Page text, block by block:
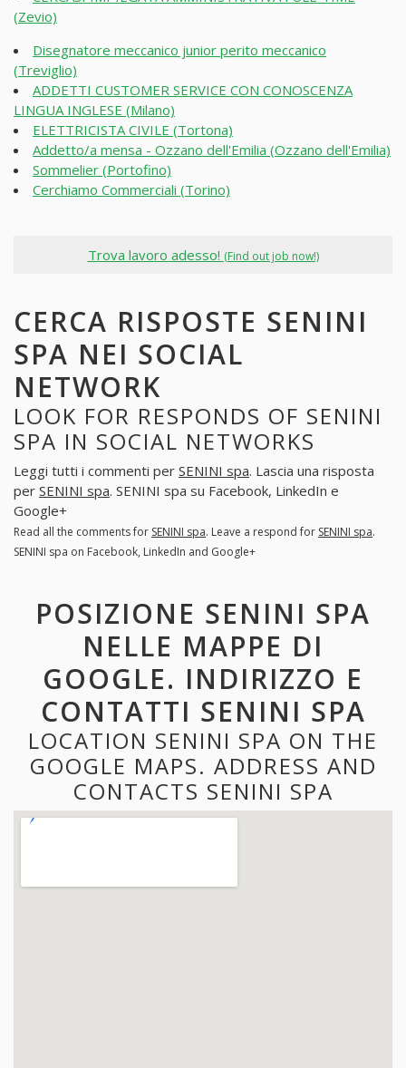
(Zevio)
Disegnatore meccanico junior perito meccanico
(Treviglio)
ADDETTI CUSTOMER SERVICE CON CONOSCENZA
LINGUA INGLESE (Milano)
ELETTRICISTA CIVILE (Tortona)
Addetto/a mensa - Ozzano dell'Emilia (Ozzano dell'Emilia)
Sommelier (Portofino)
Cerchiamo Commerciali (Torino)
Trova lavoro adesso! (Find out job now!)
CERCA RISPOSTE SENINI
SPA NEI SOCIAL
NETWORK
LOOK FOR RESPONDS OF SENINI
SPA IN SOCIAL NETWORKS
Leggi tutti i commenti per SENINI spa. Lascia una risposta
per SENINI spa. SENINI spa su Facebook, LinkedIn e
Google+
Read all the comments for SENINI spa. Leave a respond for SENINI spa.
SENINI spa on Facebook, LinkedIn and Google+
POSIZIONE SENINI SPA
NELLE MAPPE DI
GOOGLE. INDIRIZZO E
CONTATTI SENINI SPA
LOCATION SENINI SPA ON THE
GOOGLE MAPS. ADDRESS AND
CONTACTS SENINI SPA